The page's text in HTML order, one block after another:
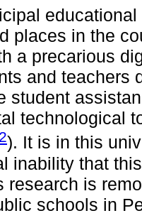
places in the
a precarious
and teachers
student
technological
). It is in this
inability that
research is
schools in